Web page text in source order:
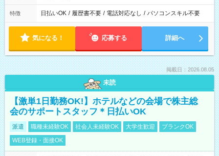
特徴 日払いOK / 履歴書不要 / 電話対応なし / パソコンスキル不要
気になる！ 応募する 詳細へ
掲載日：2026.08.05
未読
【激単1日勤務OK!】ホテルなどの会場で株主総
会のサポートスタッフ＊日払いOK
派遣 職種未経験OK 社会人未経験OK 大学生歓迎
ブランクOK
WEB登録・面接OK